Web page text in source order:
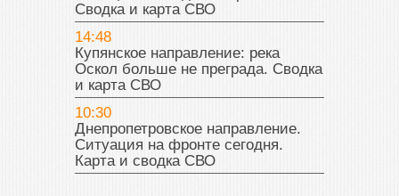
Сводка и карта СВО
14:48
Купянское направление: река
Оскол больше не преграда. Сводка
и карта СВО
10:30
Днепропетровское направление.
Ситуация на фронте сегодня.
Карта и сводка СВО